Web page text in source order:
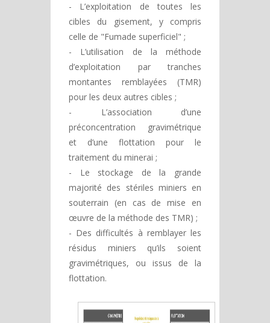
- L’exploitation de toutes les
cibles du gisement, y compris
celle de "Fumade superficiel" ;
- L’utilisation de la méthode
d’exploitation par tranches
montantes remblayées (TMR)
pour les deux autres cibles ;
- L’association d’une
préconcentration gravimétrique
et d’une flottation pour le
traitement du minerai ;
- Le stockage de la grande
majorité des stériles miniers en
souterrain (en cas de mise en
œuvre de la méthode des TMR) ;
- Des difficultés à remblayer les
résidus miniers qu’ils soient
gravimétriques, ou issus de la
flottation.